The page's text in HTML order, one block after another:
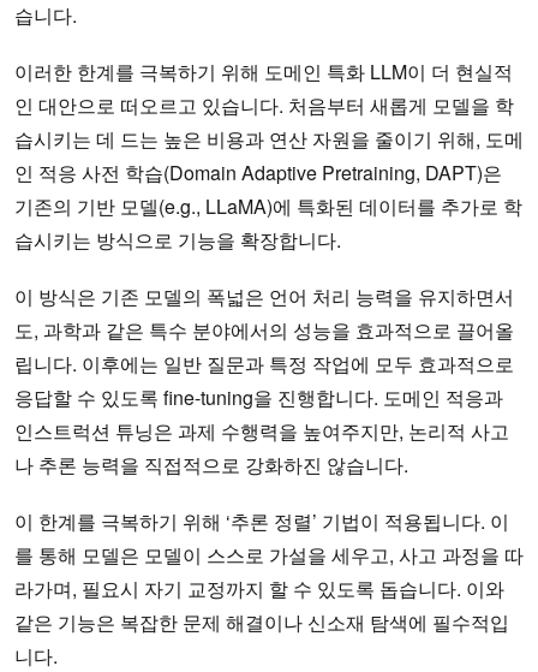
습니다.
이러한 한계를 극복하기 위해 도메인 특화 LLM이 더 현실적
인 대안으로 떠오르고 있습니다. 처음부터 새롭게 모델을 학
습시키는 데 드는 높은 비용과 연산 자원을 줄이기 위해, 도메
인 적응 사전 학습(Domain Adaptive Pretraining, DAPT)은
기존의 기반 모델(e.g., LLaMA)에 특화된 데이터를 추가로 학
습시키는 방식으로 기능을 확장합니다.
이 방식은 기존 모델의 폭넓은 언어 처리 능력을 유지하면서
도, 과학과 같은 특수 분야에서의 성능을 효과적으로 끌어올
립니다. 이후에는 일반 질문과 특정 작업에 모두 효과적으로
응답할 수 있도록 fine-tuning을 진행합니다. 도메인 적응과
인스트럭션 튜닝은 과제 수행력을 높여주지만, 논리적 사고
나 추론 능력을 직접적으로 강화하진 않습니다.
이 한계를 극복하기 위해 ‘추론 정렬’ 기법이 적용됩니다. 이
를 통해 모델은 모델이 스스로 가설을 세우고, 사고 과정을 따
라가며, 필요시 자기 교정까지 할 수 있도록 돕습니다. 이와
같은 기능은 복잡한 문제 해결이나 신소재 탐색에 필수적입
니다.